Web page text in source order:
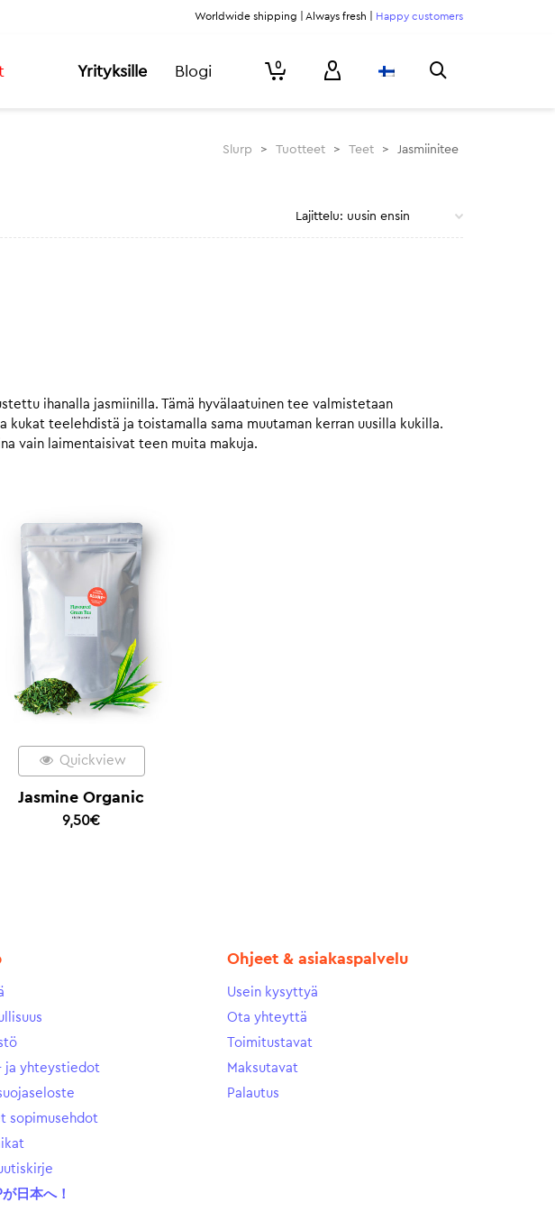
Worldwide shipping | Always fresh | Happy customers
Yrityksille Blogi 0
Slurp > Tuotteet > Teet > Jasmiinitee
ihanalla jasmiinilla. Tämä hyvälaatuinen tee valmistetaan
teelehdistä ja toistamalla sama muutaman kerran uusilla kukilla.
vain laimentaisivat teen muita makuja.
Quickview
Jasmine Organic
9,50€
ja yhteystiedot
sopimusehdot
が日本へ！
Ohjeet & asiakaspalvelu
Usein kysyttyä
Ota yhteyttä
Toimitustavat
Maksutavat
Palautus